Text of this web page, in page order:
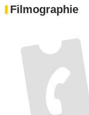
Filmographie